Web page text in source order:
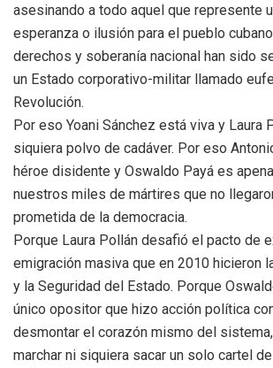
asesinando a todo aquel que represente
esperanza o ilusión para el pueblo
derechos y soberanía nacional han sido
un Estado corporativo-militar llamado
Revolución.
Por eso Yoani Sánchez está viva y Laura
siquiera polvo de cadáver. Por eso
héroe disidente y Oswaldo Payá es
nuestros miles de mártires que no
prometida de la democracia.
Porque Laura Pollán desafió el pacto de
emigración masiva que en 2010 hicieron
y la Seguridad del Estado. Porque
único opositor que hizo acción política
desmontar el corazón mismo del
marchar ni siquiera sacar un solo cartel